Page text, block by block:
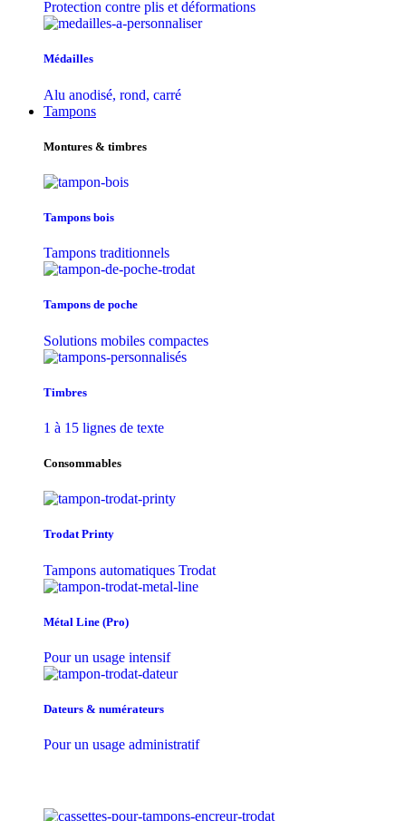
Protection contre plis et déformations
Médailles
Alu anodisé, rond, carré
Tampons
Montures & timbres
Tampons bois
Tampons traditionnels
Tampons de poche
Solutions mobiles compactes
Timbres
1 à 15 lignes de texte
Consommables
Trodat Printy
Tampons automatiques Trodat
Métal Line (Pro)
Pour un usage intensif
Dateurs & numérateurs
Pour un usage administratif